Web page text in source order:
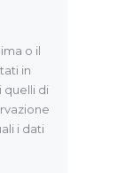
o il
in
quelli di
i dati